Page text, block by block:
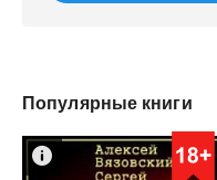
Популярные книги